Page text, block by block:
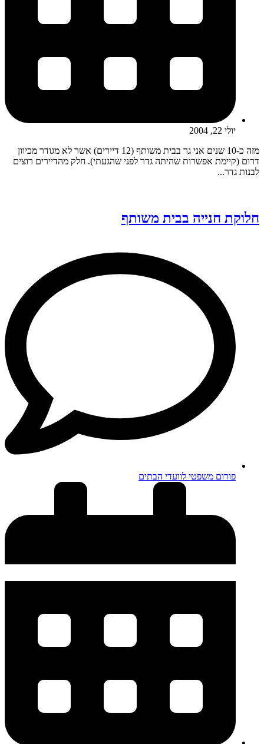
יולי 22, 2004
מזה כ-10 שנים אני גר בבית משותף (12 דיירים) אשר לא מגודר מכיוון
דרום (קיימת אפשרות שהיתה גדר לפני שהגעתי). חלק מהדיירים רוצים
לבנות גדר...
חלוקת חנייה בבית משותף
פורום משפטי לוועדי הבתים